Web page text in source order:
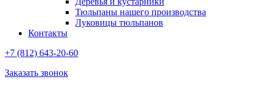
Тюльпаны нашего производства
Луковицы тюльпанов
Контакты
+7 (812) 643-20-60
Заказать звонок